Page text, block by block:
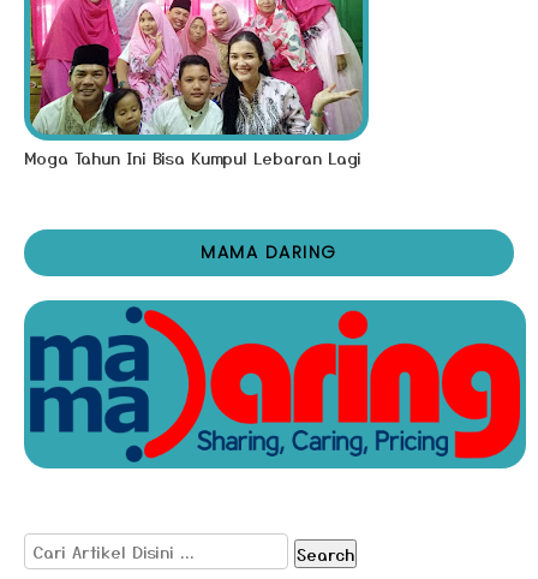
Moga Tahun Ini Bisa Kumpul Lebaran Lagi
MAMA DARING
Search